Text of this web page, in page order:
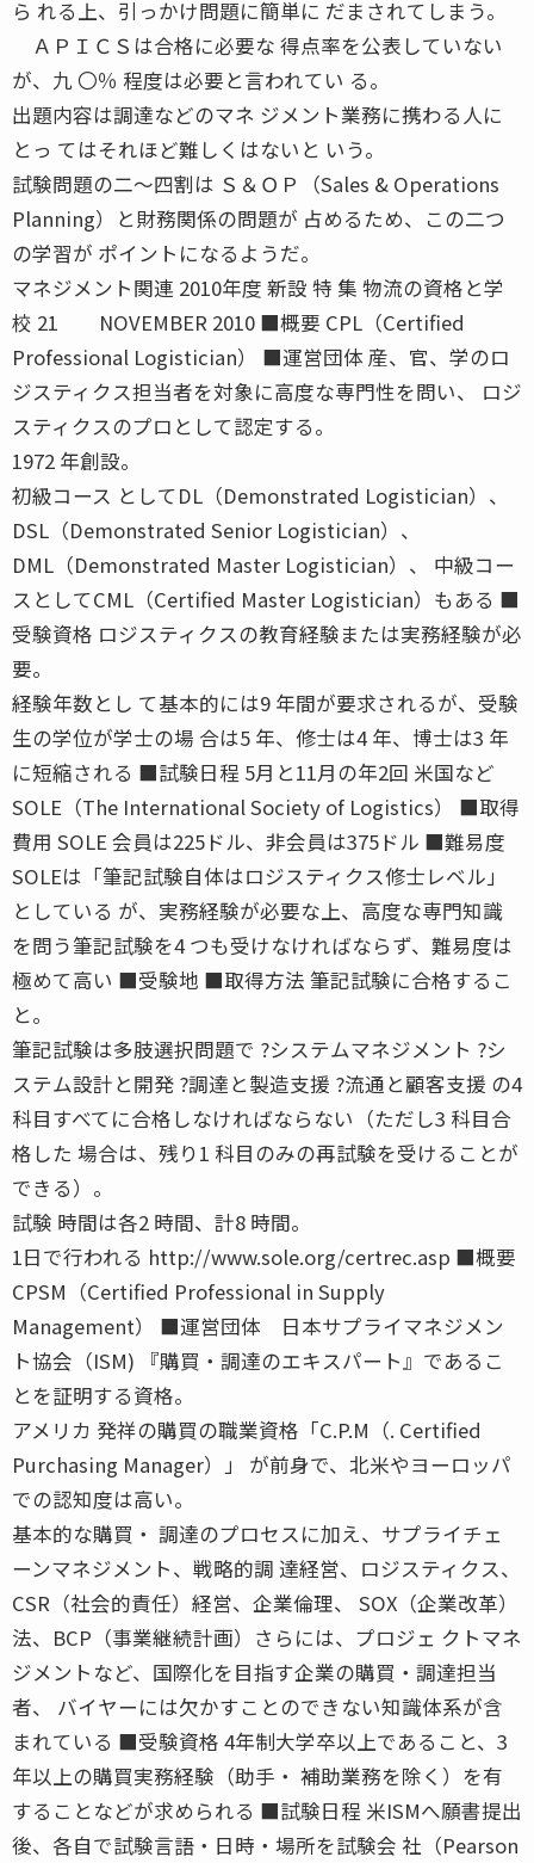
ら れる上、引っかけ問題に簡単に だまされてしまう。
ＡＰＩＣＳは合格に必要な 得点率を公表していない
が、九 〇％ 程度は必要と言われてい る。
出題内容は調達などのマネ ジメント業務に携わる人に
とっ てはそれほど難しくはないと いう。
試験問題の二〜四割は Ｓ＆ＯＰ（Sales & Operations
Planning）と財務関係の問題が 占めるため、この二つ
の学習が ポイントになるようだ。
マネジメント関連 2010年度 新設 特 集 物流の資格と学
校 21 NOVEMBER 2010 ■概要 CPL（Certified
Professional Logistician） ■運営団体 産、官、学のロ
ジスティクス担当者を対象に高度な専門性を問い、 ロジ
スティクスのプロとして認定する。
1972 年創設。
初級コース としてDL（Demonstrated Logistician）、
DSL（Demonstrated Senior Logistician）、
DML（Demonstrated Master Logistician）、 中級コー
スとしてCML（Certified Master Logistician）もある ■
受験資格 ロジスティクスの教育経験または実務経験が必
要。
経験年数とし て基本的には9 年間が要求されるが、受験
生の学位が学士の場 合は5 年、修士は4 年、博士は3 年
に短縮される ■試験日程 5月と11月の年2回 米国など
SOLE（The International Society of Logistics） ■取得
費用 SOLE 会員は225ドル、非会員は375ドル ■難易度
SOLEは「筆記試験自体はロジスティクス修士レベル」
としている が、実務経験が必要な上、高度な専門知識
を問う筆記試験を4 つも受けなければならず、難易度は
極めて高い ■受験地 ■取得方法 筆記試験に合格するこ
と。
筆記試験は多肢選択問題で ?システムマネジメント ?シ
ステム設計と開発 ?調達と製造支援 ?流通と顧客支援 の4
科目すべてに合格しなければならない（ただし3 科目合
格した 場合は、残り1 科目のみの再試験を受けることが
できる）。
試験 時間は各2 時間、計8 時間。
1日で行われる http://www.sole.org/certrec.asp ■概要
CPSM（Certified Professional in Supply
Management） ■運営団体 日本サプライマネジメン
ト協会（ISM) 『購買・調達のエキスパート』であるこ
とを証明する資格。
アメリカ 発祥の購買の職業資格「C.P.M（. Certified
Purchasing Manager）」 が前身で、北米やヨーロッパ
での認知度は高い。
基本的な購買・ 調達のプロセスに加え、サプライチェ
ーンマネジメント、戦略的調 達経営、ロジスティクス、
CSR（社会的責任）経営、企業倫理、 SOX（企業改革）
法、BCP（事業継続計画）さらには、プロジェ クトマネ
ジメントなど、国際化を目指す企業の購買・調達担当
者、 バイヤーには欠かすことのできない知識体系が含
まれている ■受験資格 4年制大学卒以上であること、3
年以上の購買実務経験（助手・ 補助業務を除く）を有
することなどが求められる ■試験日程 米ISMへ願書提出
後、各自で試験言語・日時・場所を試験会 社（Pearson